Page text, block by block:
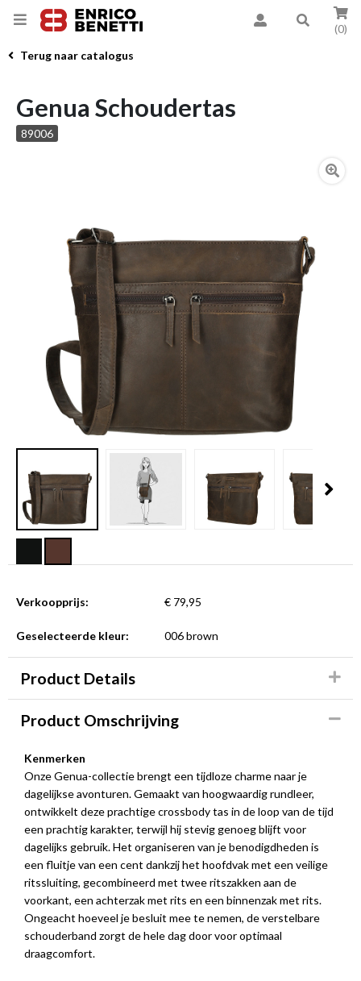
(0)
Terug naar catalogus
Genua Schoudertas
89006
Verkoopprijs: € 79,95
Geselecteerde kleur: 006 brown
Product Details
Product Omschrijving
Kenmerken
Onze Genua-collectie brengt een tijdloze charme naar je
dagelijkse avonturen. Gemaakt van hoogwaardig rundleer,
ontwikkelt deze prachtige crossbody tas in de loop van de tijd
een prachtig karakter, terwijl hij stevig genoeg blijft voor
dagelijks gebruik. Het organiseren van je benodigdheden is
een fluitje van een cent dankzij het hoofdvak met een veilige
ritssluiting, gecombineerd met twee ritszakken aan de
voorkant, een achterzak met rits en een binnenzak met rits.
Ongeacht hoeveel je besluit mee te nemen, de verstelbare
schouderband zorgt de hele dag door voor optimaal
draagcomfort.